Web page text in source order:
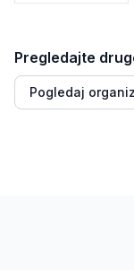
Pregledajte
Pogledaj